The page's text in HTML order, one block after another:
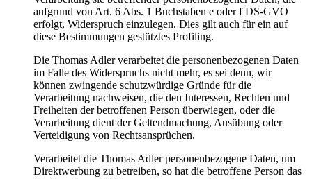
aufgrund von Art. 6 Abs. 1 Buchstaben e oder f DS-GVO
erfolgt, Widerspruch einzulegen. Dies gilt auch für ein auf
diese Bestimmungen gestütztes Profiling.
Die Thomas Adler verarbeitet die personenbezogenen Daten
im Falle des Widerspruchs nicht mehr, es sei denn, wir
können zwingende schutzwürdige Gründe für die
Verarbeitung nachweisen, die den Interessen, Rechten und
Freiheiten der betroffenen Person überwiegen, oder die
Verarbeitung dient der Geltendmachung, Ausübung oder
Verteidigung von Rechtsansprüchen.
Verarbeitet die Thomas Adler personenbezogene Daten, um
Direktwerbung zu betreiben, so hat die betroffene Person das